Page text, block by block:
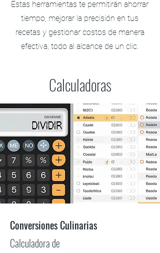
Estas herramientas te permitirán ahorrar
tiempo, mejorar la precisión en tus
recetas y gestionar costos de manera
efectiva, todo al alcance de un clic.
Calculadoras
Conversiones Culinarias
Calculadora de